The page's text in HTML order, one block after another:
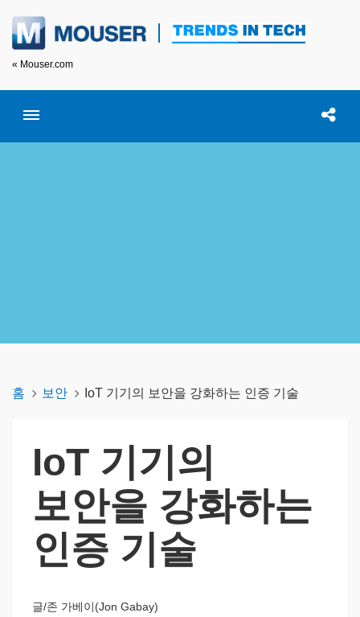
« Mouser.com
Toggle menubar Open 이
홈 보안 IoT 기기의 보안을 강화하는 인증 기술
IoT 기기의
보안을 강화하는
인증 기술
글/존 가베이(Jon Gabay)